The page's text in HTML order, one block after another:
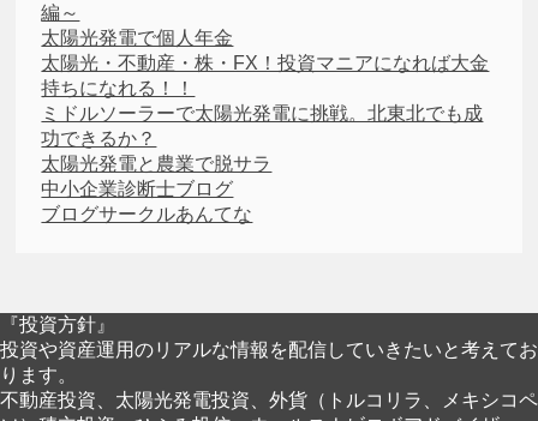
編～
太陽光発電で個人年金
太陽光・不動産・株・FX！投資マニアになれば大金
持ちになれる！！
ミドルソーラーで太陽光発電に挑戦。北東北でも成
功できるか？
太陽光発電と農業で脱サラ
中小企業診断士ブログ
ブログサークルあんてな
『投資方針』
投資や資産運用のリアルな情報を配信していきたいと考えてお
ります。
不動産投資、太陽光発電投資、外貨（トルコリラ、メキシコペ